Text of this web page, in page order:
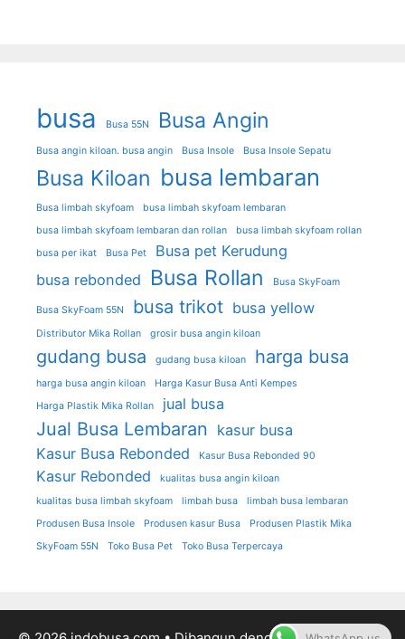
busa Busa 55N Busa Angin
Busa angin kiloan. busa angin Busa Insole Busa Insole Sepatu
Busa Kiloan busa lembaran
Busa limbah skyfoam
busa limbah skyfoam lembaran
busa limbah skyfoam lembaran dan rollan
busa limbah skyfoam rollan
busa per ikat
Busa Pet
Busa pet Kerudung
busa rebonded
Busa Rollan Busa SkyFoam
Busa SkyFoam 55N busa trikot busa yellow
Distributor Mika Rollan grosir busa angin kiloan
gudang busa gudang busa kiloan harga busa
harga busa angin kiloan
Harga Kasur Busa Anti Kempes
Harga Plastik Mika Rollan
jual busa
Jual Busa Lembaran kasur busa
Kasur Busa Rebonded
Kasur Busa Rebonded 90
Kasur Rebonded
kualitas busa angin kiloan
kualitas busa limbah skyfoam
limbah busa
limbah busa lembaran
Produsen Busa Insole
Produsen kasur Busa
Produsen Plastik Mika
SkyFoam 55N
Toko Busa Pet Toko Busa Terpercaya